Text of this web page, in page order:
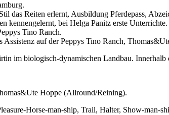
das Reiten erlernt, Ausbildung Pferdepass,
kennengelernt, bei Helga Panitz erste Unterrichte.
Tino Ranch.
Assistenz auf der Peppys Tino Ranch,
im biologisch-dynamischen Landbau.
Hoppe (Allround/Reining).
Horse-man-ship, Trail, Halter, Show-man-